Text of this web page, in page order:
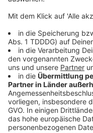
Bayern